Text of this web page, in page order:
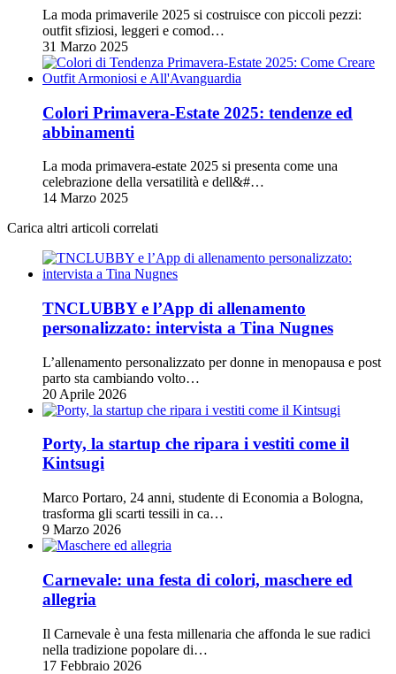
La moda primaverile 2025 si costruisce con piccoli pezzi:
outfit sfiziosi, leggeri e comod…
31 Marzo 2025
Colori Primavera-Estate 2025: tendenze ed
abbinamenti
La moda primavera-estate 2025 si presenta come una
celebrazione della versatilità e dell&#…
14 Marzo 2025
Carica altri articoli correlati
TNCLUBBY e l’App di allenamento
personalizzato: intervista a Tina Nugnes
L’allenamento personalizzato per donne in menopausa e post
parto sta cambiando volto…
20 Aprile 2026
Porty, la startup che ripara i vestiti come il
Kintsugi
Marco Portaro, 24 anni, studente di Economia a Bologna,
trasforma gli scarti tessili in ca…
9 Marzo 2026
Carnevale: una festa di colori, maschere ed
allegria
Il Carnevale è una festa millenaria che affonda le sue radici
nella tradizione popolare di…
17 Febbraio 2026